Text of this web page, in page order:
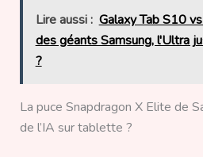
Lire aussi : Galaxy Tab S10
des géants Samsung, l'Ultra
?
La puce Snapdragon X Elite de
de l’IA sur tablette ?